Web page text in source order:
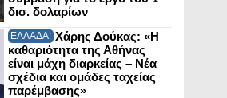
δισ. δολαρίων
ΕΛΛΑΔΑ: Χάρης Δούκας: «Η
καθαριότητα της Αθήνας
είναι μάχη διαρκείας – Νέα
σχέδια και ομάδες ταχείας
παρέμβασης»